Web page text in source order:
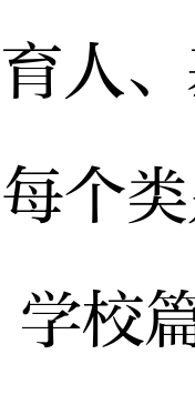
人
个
校